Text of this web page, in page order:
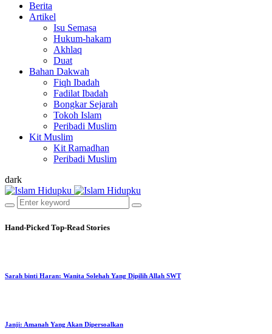
Berita
Artikel
Isu Semasa
Hukum-hakam
Akhlaq
Duat
Bahan Dakwah
Fiqh Ibadah
Fadilat Ibadah
Bongkar Sejarah
Tokoh Islam
Peribadi Muslim
Kit Muslim
Kit Ramadhan
Peribadi Muslim
dark
Hand-Picked Top-Read Stories
Sarah binti Haran: Wanita Solehah Yang Dipilih Allah SWT
Janji: Amanah Yang Akan Dipersoalkan